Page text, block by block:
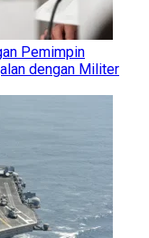
Pemimpin
dengan Militer